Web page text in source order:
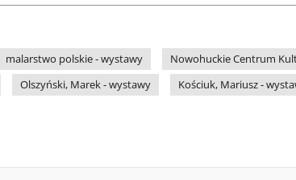
malarstwo polskie - wystawy
Nowohuckie Centrum
Olszyński, Marek - wystawy Kościuk, Mariusz -